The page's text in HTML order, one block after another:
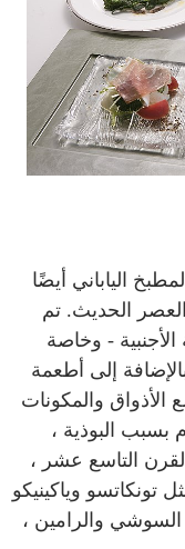
الياباني أيضًا
العصر الحديث. تم
- وخاصة
إلى أطعمة
الأذواق والمكونات
بسبب البوذية ،
التاسع عشر ،
تونكاتسو وياكينيكو
السوشي والرامين ،